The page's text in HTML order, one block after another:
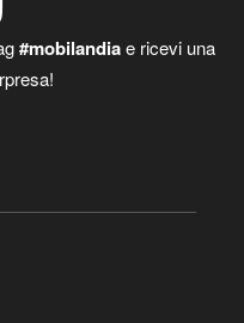
#mobilandiae ricevi una